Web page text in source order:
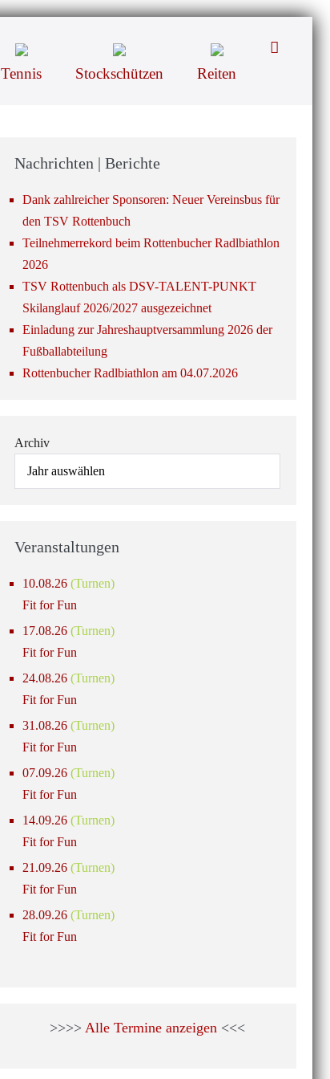
Tennis Stockschützen Reiten
Suche-
Nachrichten | Berichte
Dank zahlreicher Sponsoren: Neuer Vereinsbus für
den TSV Rottenbuch
Teilnehmerrekord beim Rottenbucher Radlbiathlon
2026
TSV Rottenbuch als DSV-TALENT-PUNKT
Skilanglauf 2026/2027 ausgezeichnet
Einladung zur Jahreshauptversammlung 2026 der
Fußballabteilung
Rottenbucher Radlbiathlon am 04.07.2026
Archiv
Veranstaltungen
10.08.26 (Turnen)
Fit for Fun
17.08.26 (Turnen)
Fit for Fun
24.08.26 (Turnen)
Fit for Fun
31.08.26 (Turnen)
Fit for Fun
07.09.26 (Turnen)
Fit for Fun
14.09.26 (Turnen)
Fit for Fun
21.09.26 (Turnen)
Fit for Fun
28.09.26 (Turnen)
Fit for Fun
>>>> Alle Termine anzeigen<<<